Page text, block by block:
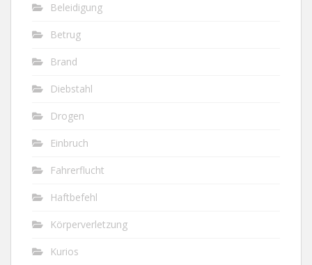
Beleidigung
Betrug
Brand
Diebstahl
Drogen
Einbruch
Fahrerflucht
Haftbefehl
Körperverletzung
Kurios